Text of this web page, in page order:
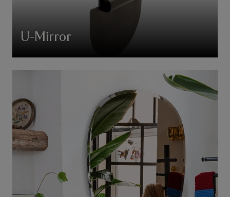
U-Mirror